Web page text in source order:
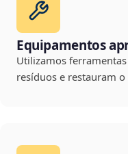
Equipamentos
Utilizamos
resíduos e restauram